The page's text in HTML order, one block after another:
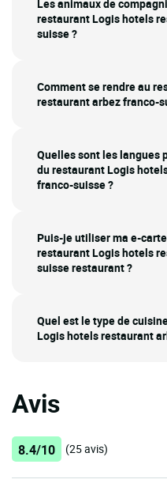
Les animaux de
restaurant Logis hotels
suisse ?
Comment se rendre au
restaurant arbez franco-
Quelles sont les langues
du restaurant Logis
franco-suisse ?
Puis-je utiliser ma e-
restaurant Logis hotels
suisse restaurant ?
Quel est le type de
Logis hotels restaurant
Avis
8.4/10 (25 avis)